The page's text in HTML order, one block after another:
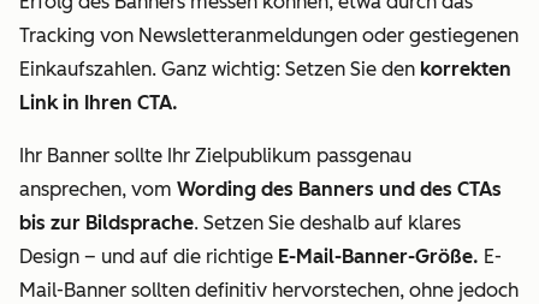
Tracking von Newsletteranmeldungen oder gestiegenen
Einkaufszahlen. Ganz wichtig: Setzen Sie den korrekten
Link in Ihren CTA.
Ihr Banner sollte Ihr Zielpublikum passgenau
ansprechen, vom Wording des Banners und des CTAs
bis zur Bildsprache. Setzen Sie deshalb auf klares
Design – und auf die richtige E-Mail-Banner-Größe. E-
Mail-Banner sollten definitiv hervorstechen, ohne jedoch